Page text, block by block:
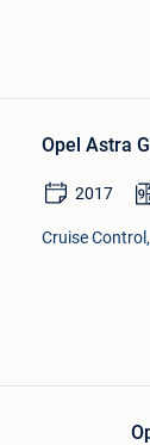
Opel Astra
2017
Cruise